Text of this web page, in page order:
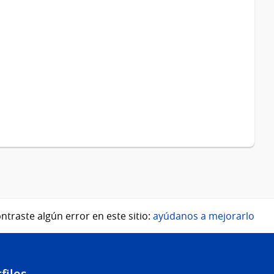
algún error en este sitio: ayúdanos a mejorarlo